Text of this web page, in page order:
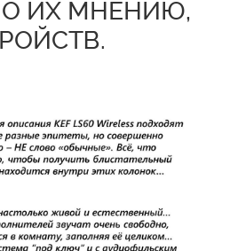
ИХ МНЕНИЮ,